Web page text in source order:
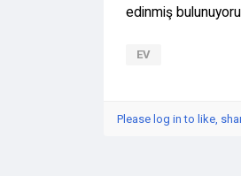
edinmiş
EV
Please log in to like,